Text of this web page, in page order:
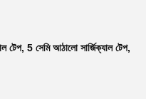
টেপ, 5 সেমি আঠালো সার্জিক্যাল টেপ,